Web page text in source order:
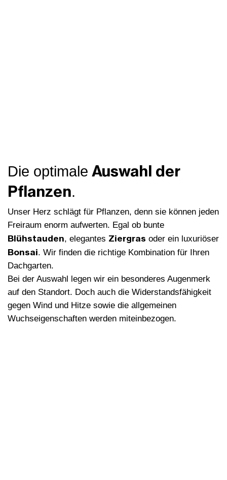
Die optimale Auswahl der
Pflanzen.
Unser Herz schlägt für Pflanzen, denn sie können jeden
Freiraum enorm aufwerten. Egal ob bunte
Blühstauden, elegantes Ziergras oder ein luxuriöser
Bonsai. Wir finden die richtige Kombination für Ihren
Dachgarten.
Bei der Auswahl legen wir ein besonderes Augenmerk
auf den Standort. Doch auch die Widerstandsfähigkeit
gegen Wind und Hitze sowie die allgemeinen
Wuchseigenschaften werden miteinbezogen.